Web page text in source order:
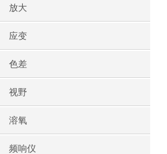
放大
应变
色差
视野
溶氧
频响仪